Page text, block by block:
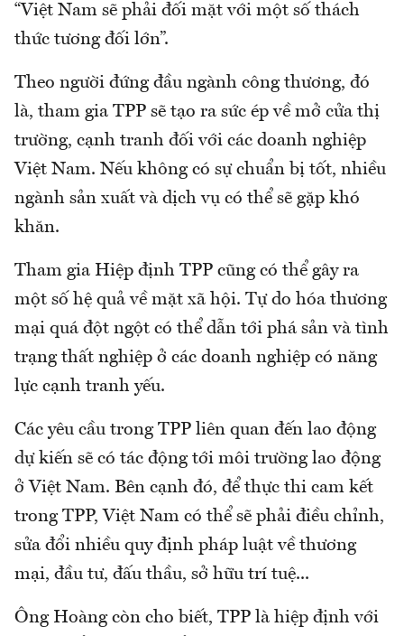
“Việt Nam sẽ phải đối mặt với một số thách
thức tương đối lớn”.
Theo người đứng đầu ngành công thương, đó
là, tham gia TPP sẽ tạo ra sức ép về mở cửa thị
trường, cạnh tranh đối với các doanh nghiệp
Việt Nam. Nếu không có sự chuẩn bị tốt, nhiều
ngành sản xuất và dịch vụ có thể sẽ gặp khó
khăn.
Tham gia Hiệp định TPP cũng có thể gây ra
một số hệ quả về mặt xã hội. Tự do hóa thương
mại quá đột ngột có thể dẫn tới phá sản và tình
trạng thất nghiệp ở các doanh nghiệp có năng
lực cạnh tranh yếu.
Các yêu cầu trong TPP liên quan đến lao động
dự kiến sẽ có tác động tới môi trường lao động
ở Việt Nam. Bên cạnh đó, để thực thi cam kết
trong TPP, Việt Nam có thể sẽ phải điều chỉnh,
sửa đổi nhiều quy định pháp luật về thương
mại, đầu tư, đấu thầu, sở hữu trí tuệ...
Ông Hoàng còn cho biết, TPP là hiệp định với